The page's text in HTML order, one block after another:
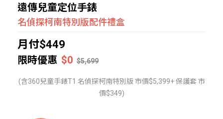
遠傳兒童定位手錶
名偵探柯南特別版配件禮盒
月付$449
限時優惠 $0 $5,699
(含360兒童手錶T1 名偵探柯南特別版 市價$5,399+ 保護套 市
價$349)